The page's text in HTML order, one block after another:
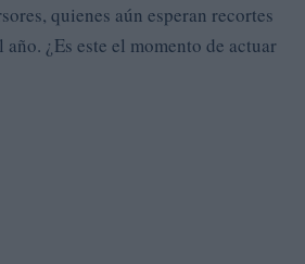
quienes aún esperan recortes
año. ¿Es este el momento de actuar